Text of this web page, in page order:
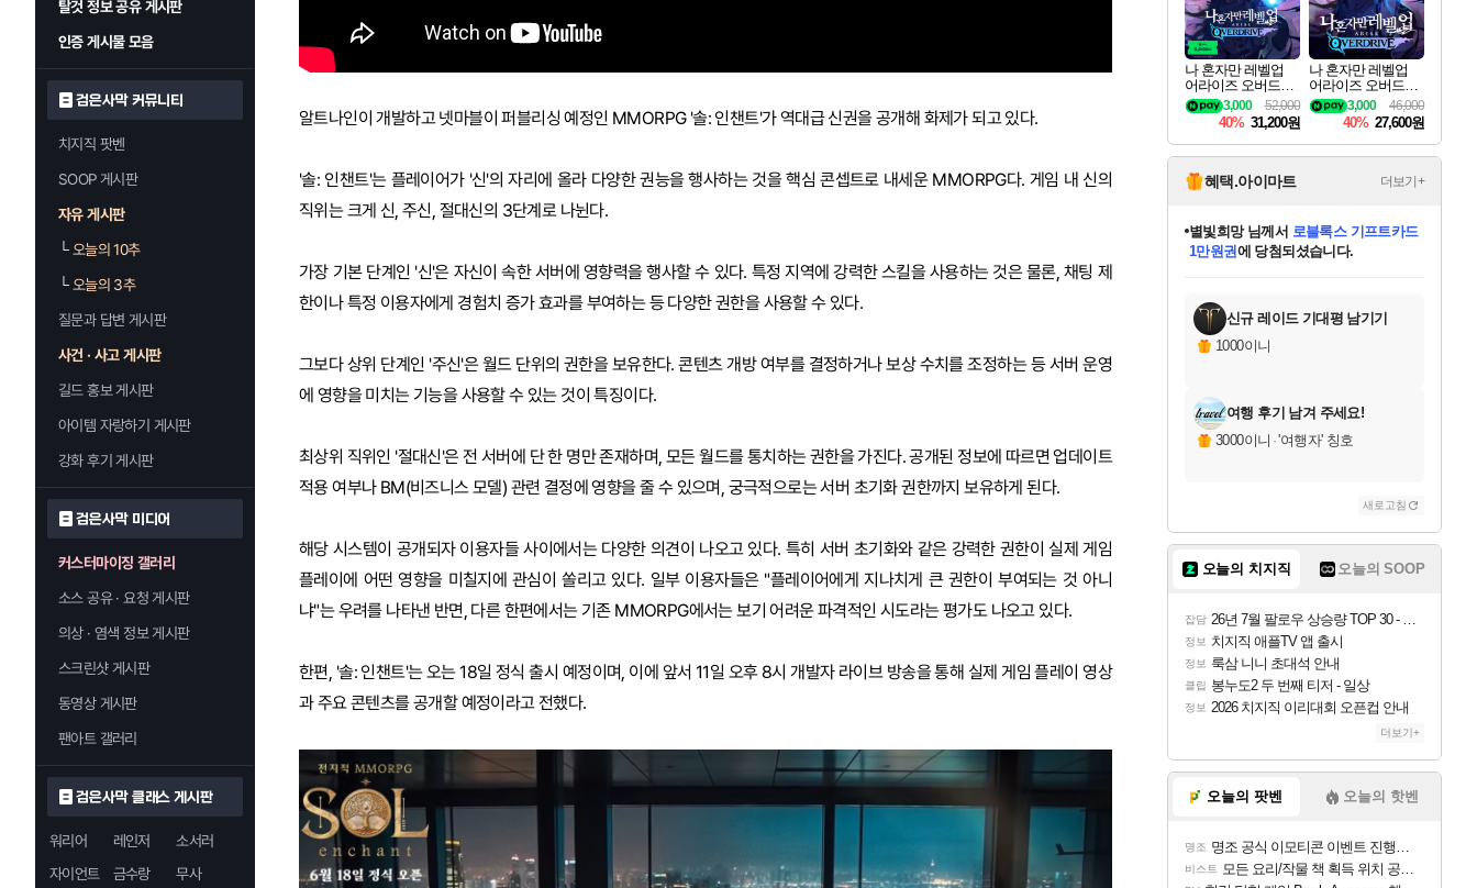
탈것 정보 공유 게시판
인증 게시물 모음
검은사막 커뮤니티
치지직 팟벤
SOOP 게시판
자유 게시판
└오늘의 10추
└오늘의 3추
질문과 답변 게시판
사건 · 사고 게시판
길드 홍보 게시판
아이템 자랑하기 게시판
강화 후기 게시판
검은사막 미디어
커스터마이징 갤러리
소스 공유 · 요청 게시판
의상 · 염색 정보 게시판
스크린샷 게시판
동영상 게시판
팬아트 갤러리
검은사막 클래스 게시판
워리어 레인저
소서러
자이언트
금수랑
무사
알트나인이 개발하고 넷마블이 퍼블리싱 예정인 MMORPG '솔: 인챈트'가 역대급 신권을 공개해 화제가 되고 있다.
'솔: 인챈트'는 플레이어가 '신'의 자리에 올라 다양한 권능을 행사하는 것을 핵심 콘셉트로 내세운 MMORPG다. 게임 내 신의
직위는 크게 신, 주신, 절대신의 3단계로 나뉜다.
가장 기본 단계인 '신'은 자신이 속한 서버에 영향력을 행사할 수 있다. 특정 지역에 강력한 스킬을 사용하는 것은 물론, 채팅 제
한이나 특정 이용자에게 경험치 증가 효과를 부여하는 등 다양한 권한을 사용할 수 있다.
그보다 상위 단계인 '주신'은 월드 단위의 권한을 보유한다. 콘텐츠 개방 여부를 결정하거나 보상 수치를 조정하는 등 서버 운영
에 영향을 미치는 기능을 사용할 수 있는 것이 특징이다.
최상위 직위인 '절대신'은 전 서버에 단 한 명만 존재하며, 모든 월드를 통치하는 권한을 가진다. 공개된 정보에 따르면 업데이트
적용 여부나 BM(비즈니스 모델) 관련 결정에 영향을 줄 수 있으며, 궁극적으로는 서버 초기화 권한까지 보유하게 된다.
해당 시스템이 공개되자 이용자들 사이에서는 다양한 의견이 나오고 있다. 특히 서버 초기화와 같은 강력한 권한이 실제 게임
플레이에 어떤 영향을 미칠지에 관심이 쏠리고 있다. 일부 이용자들은 "플레이어에게 지나치게 큰 권한이 부여되는 것 아니
냐"는 우려를 나타낸 반면, 다른 한편에서는 기존 MMORPG에서는 보기 어려운 파격적인 시도라는 평가도 나오고 있다.
한편, '솔: 인챈트'는 오는 18일 정식 출시 예정이며, 이에 앞서 11일 오후 8시 개발자 라이브 방송을 통해 실제 게임 플레이 영상
과 주요 콘텐츠를 공개할 예정이라고 전했다.
나 혼자만 레벨업
어라이즈 오버드라
이브 디럭스 에디션
Solo Leveling Arise
Overdrive Deluxe Edi
tion
52,000
3,000
40% 31,200원
나 혼자만 레벨업
어라이즈 오버드라
이브 Solo Leveling A
rise
46,000
3,000
40% 27,600원
혜택.아이마트 더보기+
교환.
당첨되셨습니다.
당첨되셨습니다.
당첨되셨습니다.
별빛희망님께서 로블록스 기프트카드
1만원권에 당첨되셨습니다.
당첨되셨습니다.
당첨되셨습니다.
당첨되셨습니다.
당첨되셨습니다.
에디션 (스팀코드)를 교환.
당첨되셨습니다.
신규 레이드 기대평 남기기
1000이니
여행 후기 남겨 주세요!
3000이니 ·'여행자' 칭호
새로고침
오늘의 치지직 오늘의 SOOP
잡담 26년 7월 팔로우 상승량 TOP 30 - 월간 치지직
정보 치지직 애플TV 앱 출시
정보 룩삼 니니 초대석 안내
클립 봉누도2 두 번째 티저 - 일상
정보 2026 치지직 이리대회 오픈컵 안내
더보기+
오늘의 팟벤 오늘의 핫벤
명조 명조 공식 이모티콘 이벤트 진행해봤습니다! 참여부터 추첨까지????
비스트 모든 요리/작물 책 획득 위치 공략 (36개) - 미식가 도전과제